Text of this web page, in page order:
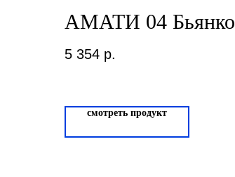
АМАТИ 04 Бьянко
5 354 р.
смотреть продукт